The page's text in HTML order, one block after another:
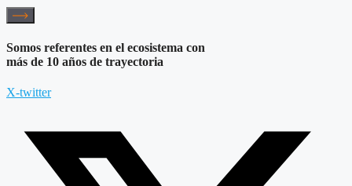
Somos referentes en el ecosistema con
más de 10 años de trayectoria
X-twitter